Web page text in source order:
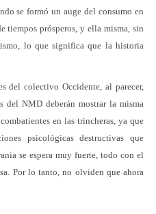
se formó un auge del consumo en
tiempos prósperos, y ella misma, sin
lo que significa que la historia
del colectivo Occidente, al parecer,
del NMD deberán mostrar la misma
en las trincheras, ya que
psicológicas destructivas que
se espera muy fuerte, todo con el
Por lo tanto, no olviden que ahora